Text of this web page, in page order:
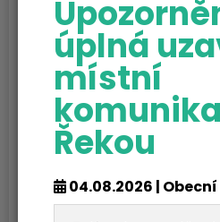
Usnesení 1-2022
Dokument Adobe Acrobat |
Stáhnout soubor
Usnesení ZO č.1-
Stáhnout soubor
Usnesení 2-2022
úplná
místní
Řekou
04.08.2026 |